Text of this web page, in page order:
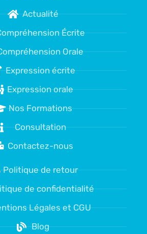
Actualité
Écrite
Orale
Expression écrite
Expression orale
Nos Formations
Consultation
Contactez-nous
Politique de retour
de confidentialité
Légales et CGU
Blog